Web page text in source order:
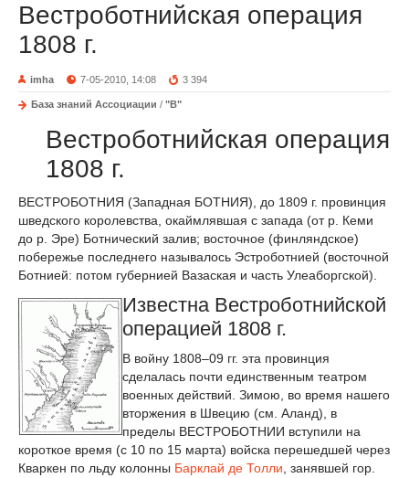
Вестроботнийская операция
1808 г.
imha 7-05-2010, 14:08 3 394
База знаний Ассоциации / "В"
Вестроботнийская операция
1808 г.
ВЕСТРОБОТНИЯ (Западная БОТНИЯ), до 1809 г. провинция
шведского королевства, окаймлявшая с запада (от р. Кеми
до р. Эре) Ботнический залив; восточное (финляндское)
побережье последнего называлось Эстроботнией (восточной
Ботнией: потом губернией Вазаская и часть Улеаборгской).
Известна Вестроботнийской
операцией 1808 г.
В войну 1808–09 гг. эта провинция
сделалась почти единственным театром
военных действий. Зимою, во время нашего
вторжения в Швецию (см. Aланд), в
пределы ВЕСТРОБОТНИИ вступили на
короткое время (с 10 по 15 марта) войска перешедшей через
Кваркен по льду колонны Барклай де Толли, занявшей гор.